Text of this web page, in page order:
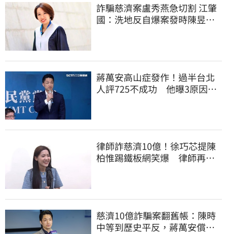
詐騙慈濟案盧秀燕急切割 江肇
國：洗地反自爆案發時陳昱瑄
蔣萬安高山症發作！過半台北
人評725不成功 他曝3原因：
律師詐慈濟10億！徐巧芯提陳
柏惟踢鐵板網笑爆 律師再曬1
慈濟10億詐騙案翻舊帳：陳時
中等到歷史平反，蔣萬安償還